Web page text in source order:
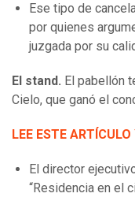
Ese tipo de
por quienes
juzgada por su
El stand. El pabellón
Cielo, que ganó el
LEE ESTE
El director
“Residencia en el